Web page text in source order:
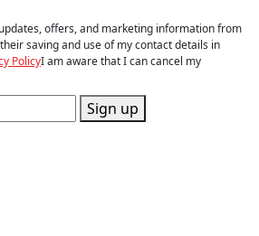
offers, and marketing information from
saving and use of my contact details in
PolicyI am aware that I can cancel my
Sign up